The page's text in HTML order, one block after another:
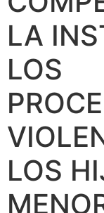
LA
LOS
LOS